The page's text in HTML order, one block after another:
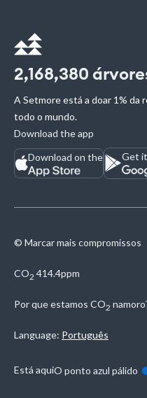
2,168,380
A Setmore está a doar 1% da
todo o mundo.
Download the app
Download on the
Get
© Marcar mais compromissos
CO2 414.4ppm
Por que estamos CO2
Language: Português
Está aquiO ponto azul pálido